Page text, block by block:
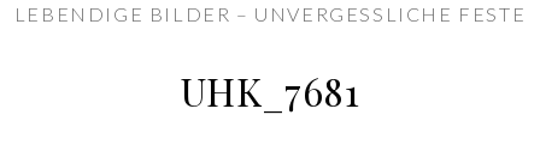
LEBENDIGE BILDER – UNVERGESSLICHE FESTE
UHK_7681